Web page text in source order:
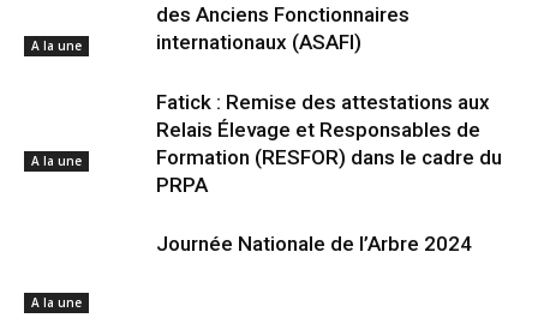
A la une
des Anciens Fonctionnaires
internationaux (ASAFI)
A la une
Fatick : Remise des attestations aux
Relais Élevage et Responsables de
Formation (RESFOR) dans le cadre du
PRPA
A la une
Journée Nationale de l’Arbre 2024